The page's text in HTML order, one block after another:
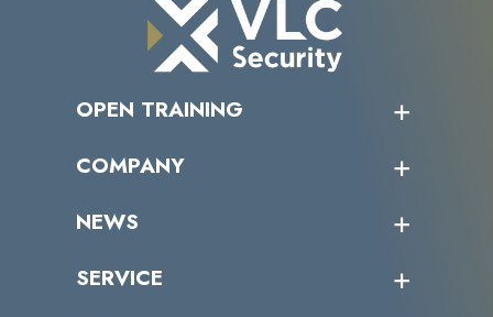
OPEN TRAINING
受講者の声
COMPANY
トップメッセージ
ミッション／ビジョン
NEWS
サイバーニュース
SERVICE